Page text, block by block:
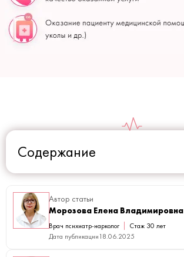
Содержание
Автор статьи
Морозова Елена Владимировна
Врач психиатр-нарколог
Стаж 30 лет
Дата публикации 18.06.2025